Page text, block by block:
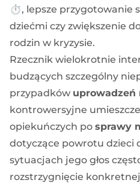
⏱️, lepsze przygotowanie
dziećmi czy zwiększenie
rodzin w kryzysie.
Rzecznik wielokrotnie
budzących szczególny
przypadków uprowadzeń
kontrowersyjne
opiekuńczych po sprawy
dotyczące powrotu dzieci
sytuacjach jego głos
rozstrzygnięcie